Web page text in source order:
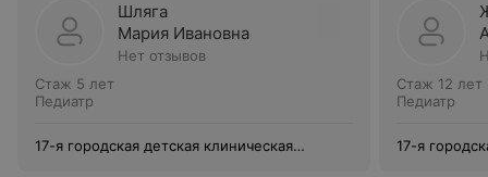
Шляга
Мария Ивановна
Нет отзывов
Стаж 5 лет
Педиатр
17-я городская детская клиническая
Стаж 12 лет
Педиатр
17-я